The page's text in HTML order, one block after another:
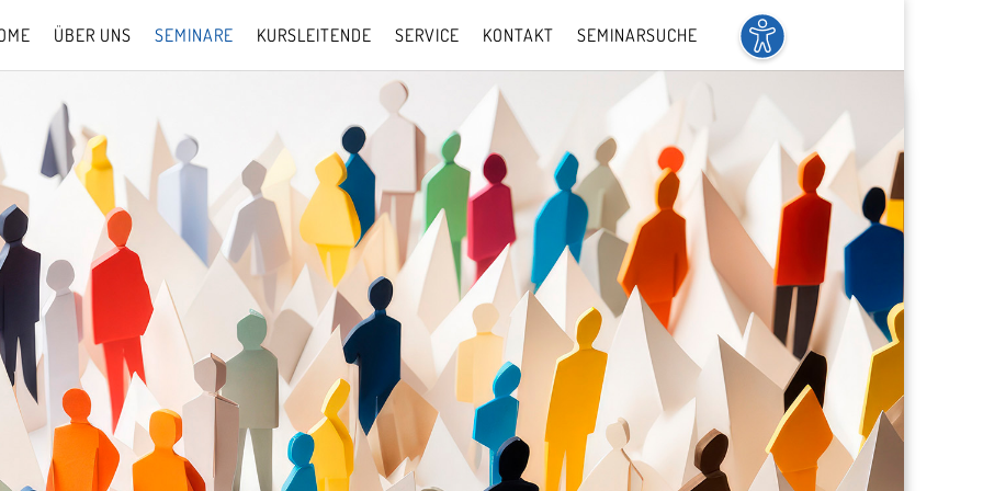
ÜBER UNS SEMINARE KURSLEITENDE SERVICE KONTAKT SEMINARSUCHE